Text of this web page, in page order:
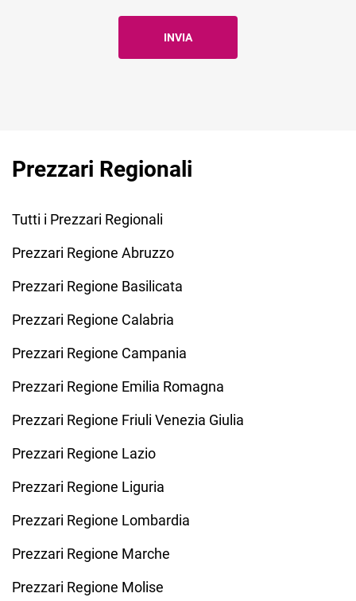
Prezzari Regionali
Tutti i Prezzari Regionali
Prezzari Regione Abruzzo
Prezzari Regione Basilicata
Prezzari Regione Calabria
Prezzari Regione Campania
Prezzari Regione Emilia Romagna
Prezzari Regione Friuli Venezia Giulia
Prezzari Regione Lazio
Prezzari Regione Liguria
Prezzari Regione Lombardia
Prezzari Regione Marche
Prezzari Regione Molise